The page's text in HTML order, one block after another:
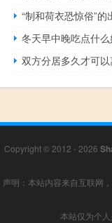
“制和荷衣恐惊俗”的
冬天早中晚吃点什
双方分居多久才可
Copyright © 2012 - 2026
声明：本站内容来自互联网
本站仅为个